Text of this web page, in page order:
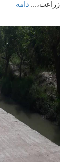
زراعت،...ادامه